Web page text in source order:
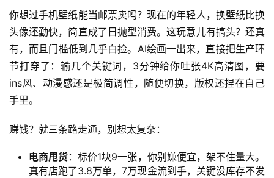
你想过手机壁纸能当邮票卖吗？现在的年轻人，换壁纸比换
头像还勤快，简直成了日抛型消费。这玩意儿有搞头？还真
有，而且门槛低到几乎白捡。AI绘画一出来，直接把生产环
节打穿了：输几个关键词，3分钟给你吐张4K高清图，要
ins风、动漫感还是极简调性，随便切换，版权还捏在自己
手里。
赚钱？就三条路走通，别想太复杂：
电商甩货：标价1块9一张，你别嫌便宜，架不住量大。
真有店跑了3.8万单，7万现金流到手，关键没库存不发